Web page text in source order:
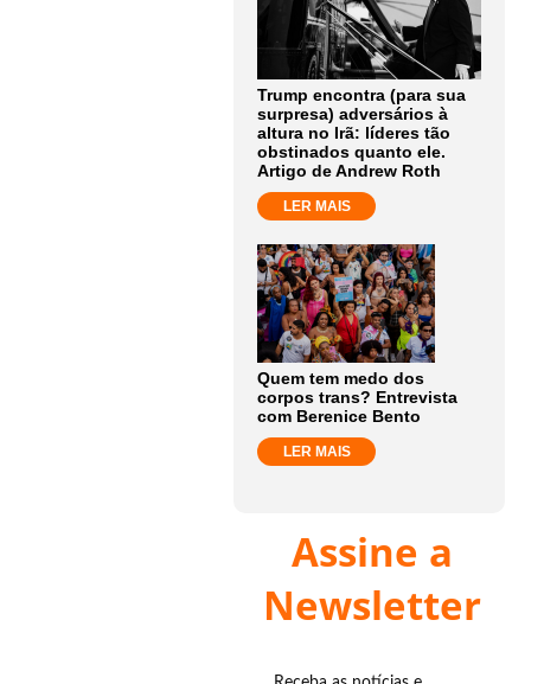
Trump encontra (para sua
surpresa) adversários à
altura no Irã: líderes tão
obstinados quanto ele.
Artigo de Andrew Roth
LER MAIS
Quem tem medo dos
corpos trans? Entrevista
com Berenice Bento
LER MAIS
Assine a
Newsletter